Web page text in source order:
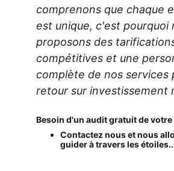
comprenons que chaque
est unique, c'est pourquoi
proposons des
compétitives et une
complète de nos services
retour sur investissement
Besoin d'un audit gratuit de votre
Contactez nous et nous
guider à travers les étoiles..